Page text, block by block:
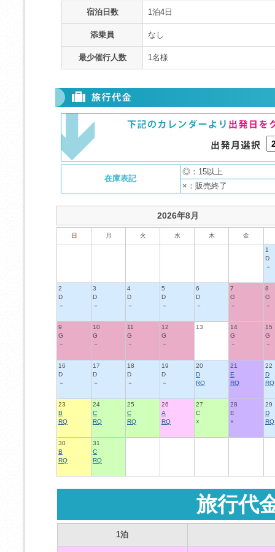
宿泊日数 1泊4日
添乗員 なし
最少催行人数 1名様
在庫表記
◎：15以上
×：販売終了
2026年8月
日 月 火 水 木 金
1
D
－
2
D
－
3
D
－
4
D
－
5
D
－
6
D
－
7
G
－
8
G
－
9
G
－
10
G
－
11
G
－
12
G
－
13
14
G
－
15
G
－
16
D
－
17
D
－
18
D
－
19
D
－
20
D
RQ
21
E
RQ
22
D
RQ
23
B
RQ
24
C
RQ
25
C
RQ
26
A
RQ
27
C
×
28
E
×
29
D
RQ
30
B
RQ
31
C
RQ
旅行代
1泊